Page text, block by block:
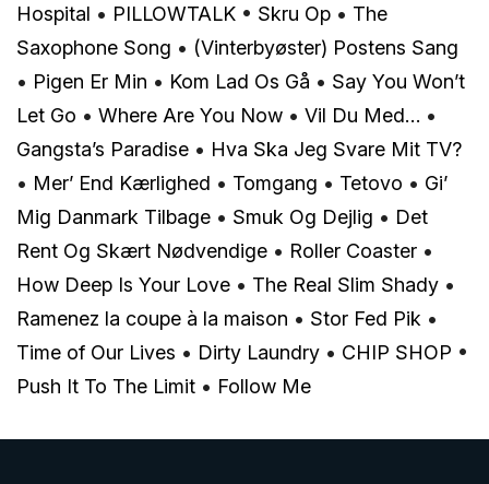
Hospital • PILLOWTALK • Skru Op • The
Saxophone Song • (Vinterbyøster) Postens Sang
• Pigen Er Min • Kom Lad Os Gå • Say You Won’t
Let Go • Where Are You Now • Vil Du Med… •
Gangsta’s Paradise • Hva Ska Jeg Svare Mit TV?
• Mer’ End Kærlighed • Tomgang • Tetovo • Gi’
Mig Danmark Tilbage • Smuk Og Dejlig • Det
Rent Og Skært Nødvendige • Roller Coaster •
How Deep Is Your Love • The Real Slim Shady •
Ramenez la coupe à la maison • Stor Fed Pik •
Time of Our Lives • Dirty Laundry • CHIP SHOP •
Push It To The Limit • Follow Me